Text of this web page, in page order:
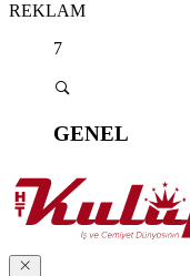
REKLAM
7
GENEL